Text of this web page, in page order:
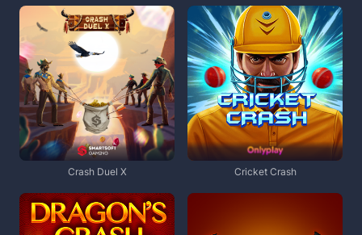
Crash Duel X Cricket Crash